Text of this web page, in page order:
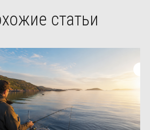
статьи